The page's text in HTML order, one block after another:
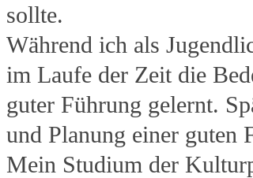
sollte.
Während ich als
im Laufe der Zeit die
guter Führung gelernt.
und Planung einer guten
Mein Studium der